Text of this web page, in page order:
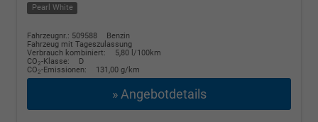
Pearl White
Fahrzeugnr.: 509588
Benzin
Fahrzeug mit Tageszulassung
Verbrauch kombiniert:
5,80 l/100km
CO2-Klasse:
D
CO2-Emissionen: 131,00 g/km
» Angebotdetails